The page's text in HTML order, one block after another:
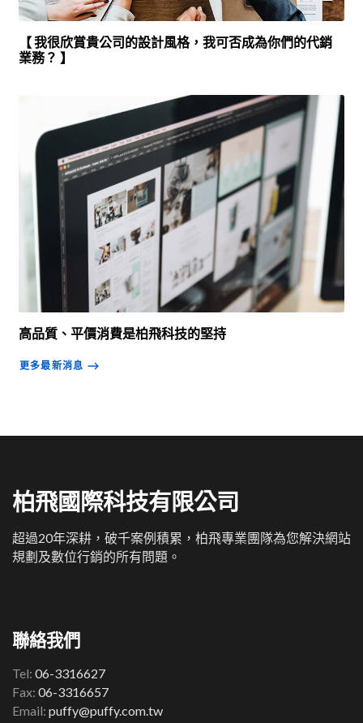
【 我很欣賞貴公司的設計風格，我可否成為你們的代銷
業務？ 】
高品質、平價消費是柏飛科技的堅持
更多最新消息 ⟶
柏飛國際科技有限公司
超過20年深耕，破千案例積累，柏飛專業團隊為您解決網站
規劃及數位行銷的所有問題。
聯絡我們
Tel: 06-3316627
Fax: 06-3316657
Email: puffy@puffy.com.tw